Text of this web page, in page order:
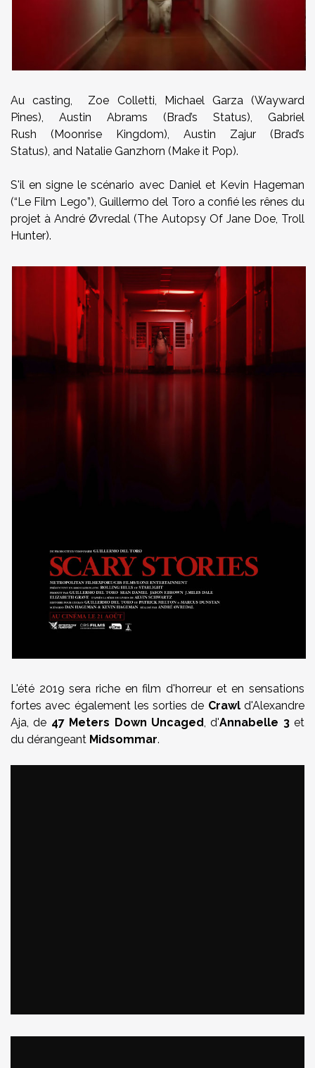
Au casting, Zoe Colletti, Michael Garza (Wayward
Pines), Austin Abrams (Brad’s Status), Gabriel
Rush (Moonrise Kingdom), Austin Zajur (Brad’s
Status), and Natalie Ganzhorn (Make it Pop).
S'il en signe le scénario avec Daniel et Kevin Hageman
(“Le Film Lego”), Guillermo del Toro a confié les rênes du
projet à André Øvredal (The Autopsy Of Jane Doe, Troll
Hunter).
L'été 2019 sera riche en film d'horreur et en sensations
fortes avec également les sorties de Crawld'Alexandre
Aja, de 47 Meters Down Uncaged, d'Annabelle 3et
du dérangeant Midsommar.